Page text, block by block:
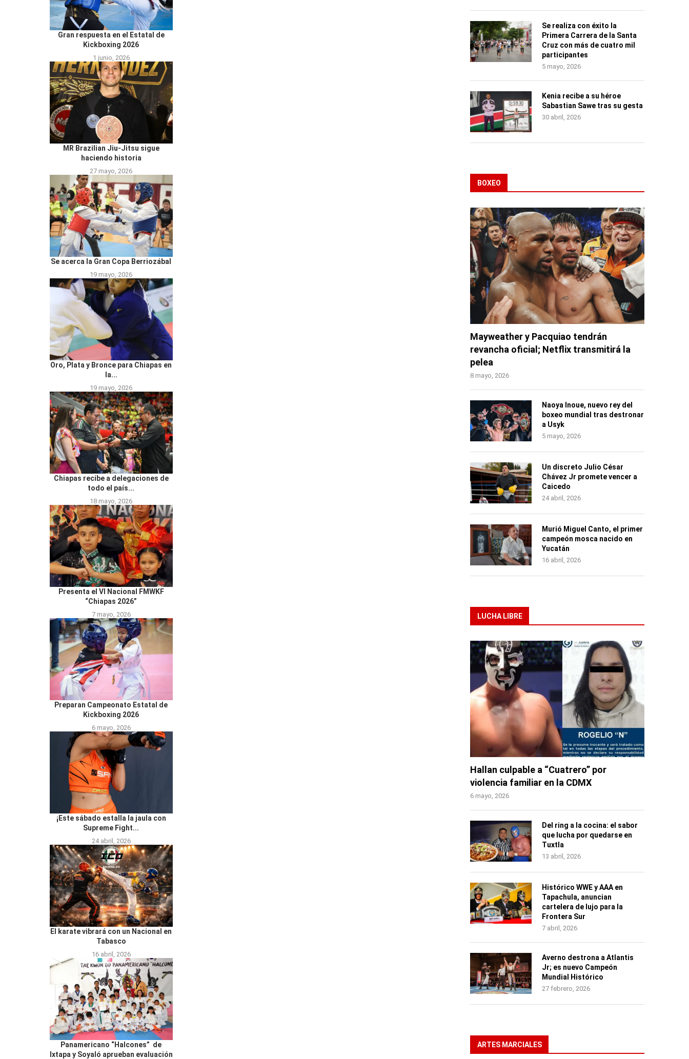
Gran respuesta en el Estatal de
Kickboxing 2026
1 junio, 2026
MR Brazilian Jiu-Jitsu sigue
haciendo historia
27 mayo, 2026
Se acerca la Gran Copa Berriozábal
19 mayo, 2026
Oro, Plata y Bronce para Chiapas en
la...
19 mayo, 2026
Chiapas recibe a delegaciones de
todo el país...
18 mayo, 2026
Presenta el VI Nacional FMWKF
“Chiapas 2026”
7 mayo, 2026
Preparan Campeonato Estatal de
Kickboxing 2026
6 mayo, 2026
¡Este sábado estalla la jaula con
Supreme Fight...
24 abril, 2026
El karate vibrará con un Nacional en
Tabasco
16 abril, 2026
Panamericano “Halcones” de
Ixtapa y Soyaló aprueban evaluación
Se realiza con éxito la
Primera Carrera de la Santa
Cruz con más de cuatro mil
participantes
5 mayo, 2026
Kenia recibe a su héroe
Sabastian Sawe tras su gesta
30 abril, 2026
BOXEO
Mayweather y Pacquiao tendrán
revancha oficial; Netflix transmitirá la
pelea
8 mayo, 2026
Naoya Inoue, nuevo rey del
boxeo mundial tras destronar
a Usyk
5 mayo, 2026
Un discreto Julio César
Chávez Jr promete vencer a
Caicedo
24 abril, 2026
Murió Miguel Canto, el primer
campeón mosca nacido en
Yucatán
16 abril, 2026
LUCHA LIBRE
Hallan culpable a “Cuatrero” por
violencia familiar en la CDMX
6 mayo, 2026
Del ring a la cocina: el sabor
que lucha por quedarse en
Tuxtla
13 abril, 2026
Histórico WWE y AAA en
Tapachula, anuncian
cartelera de lujo para la
Frontera Sur
7 abril, 2026
Averno destrona a Atlantis
Jr; es nuevo Campeón
Mundial Histórico
27 febrero, 2026
ARTES MARCIALES